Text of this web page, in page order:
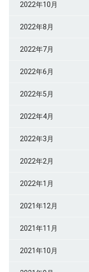
2022年10月
2022年8月
2022年7月
2022年6月
2022年5月
2022年4月
2022年3月
2022年2月
2022年1月
2021年12月
2021年11月
2021年10月